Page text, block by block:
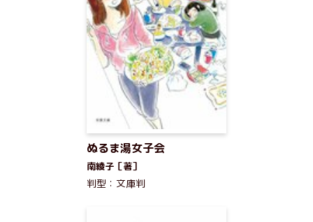
ぬるま湯女子会
南綾子［著］
判型：文庫判